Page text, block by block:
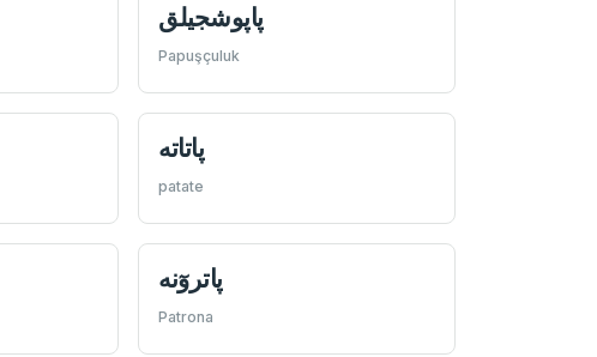
پاپوشجیلق
Papuşçuluk
پاتاته
patate
پاتروٓنه
Patrona